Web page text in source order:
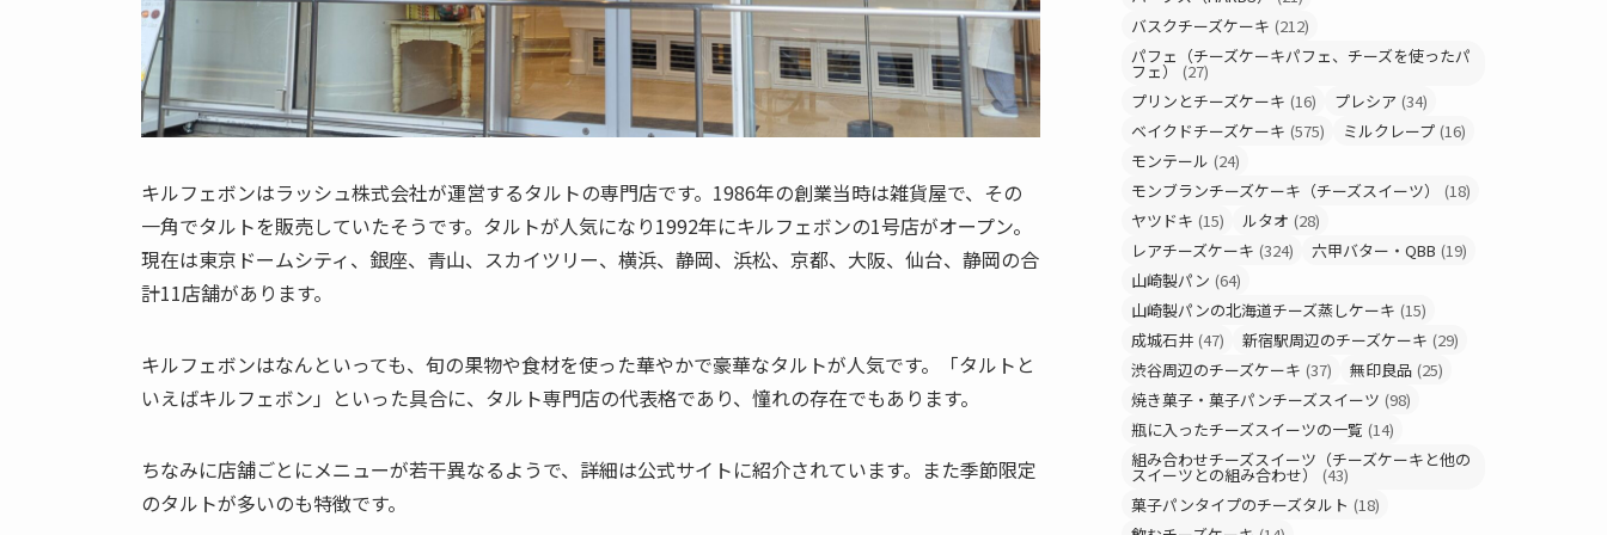
キルフェボンはラッシュ株式会社が運営するタルトの専門店です。1986年の創業当時は雑貨屋で、その
一角でタルトを販売していたそうです。タルトが人気になり1992年にキルフェボンの1号店がオープン。
現在は東京ドームシティ、銀座、青山、スカイツリー、横浜、静岡、浜松、京都、大阪、仙台、静岡の合
計11店舗があります。
キルフェボンはなんといっても、旬の果物や食材を使った華やかで豪華なタルトが人気です。「タルトと
いえばキルフェボン」といった具合に、タルト専門店の代表格であり、憧れの存在でもあります。
ちなみに店舗ごとにメニューが若干異なるようで、詳細は公式サイトに紹介されています。また季節限定
のタルトが多いのも特徴です。
バスクチーズケーキ (212)
パフェ（チーズケーキパフェ、チーズを使ったパ
フェ） (27)
プリンとチーズケーキ (16) プレシア (34)
ベイクドチーズケーキ (575) ミルクレープ (16)
モンテール (24)
モンブランチーズケーキ（チーズスイーツ）
(18)
ヤツドキ (15) ルタオ (28)
レアチーズケーキ (324) 六甲バター・QBB (19)
山崎製パン (64)
山崎製パンの北海道チーズ蒸しケーキ (15)
成城石井 (47) 新宿駅周辺のチーズケーキ (29)
渋谷周辺のチーズケーキ (37) 無印良品 (25)
焼き菓子・菓子パンチーズスイーツ (98)
瓶に入ったチーズスイーツの一覧 (14)
組み合わせチーズスイーツ（チーズケーキと他の
スイーツとの組み合わせ）
(43)
菓子パンタイプのチーズタルト (18)